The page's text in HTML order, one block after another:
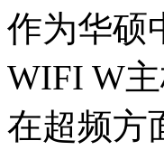
作为华硕
WIFI W
在超频方